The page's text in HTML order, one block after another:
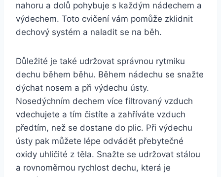
nahoru a dolů pohybuje s každým nádechem a
výdechem. Toto cvičení vám pomůže zklidnit
dechový systém a naladit se na běh.
Důležité je také udržovat správnou rytmiku
dechu během běhu. Během nádechu se snažte
dýchat nosem a při výdechu ústy.
Nosedýchním dechem více filtrovaný vzduch
vdechujete a tím čistíte a zahříváte vzduch
předtím, než se dostane do plic. Při výdechu
ústy pak můžete lépe odvádět přebytečné
oxidy uhličité z těla. Snažte se udržovat stálou
a rovnoměrnou rychlost dechu, která je